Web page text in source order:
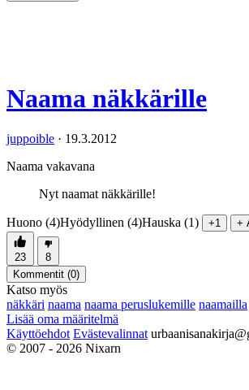
Naama näkkärille
juppoible · 19.3.2012
Naama vakavana
Nyt naamat näkkärille!
Huono (4)Hyödyllinen (4)Hauska (1) +1 +
23
8
Kommentit (0)
Katso myös
näkkäri naama naama peruslukemille naamailla
Lisää oma määritelmä
Käyttöehdot Evästevalinnat
© 2007 - 2026 Nixarn